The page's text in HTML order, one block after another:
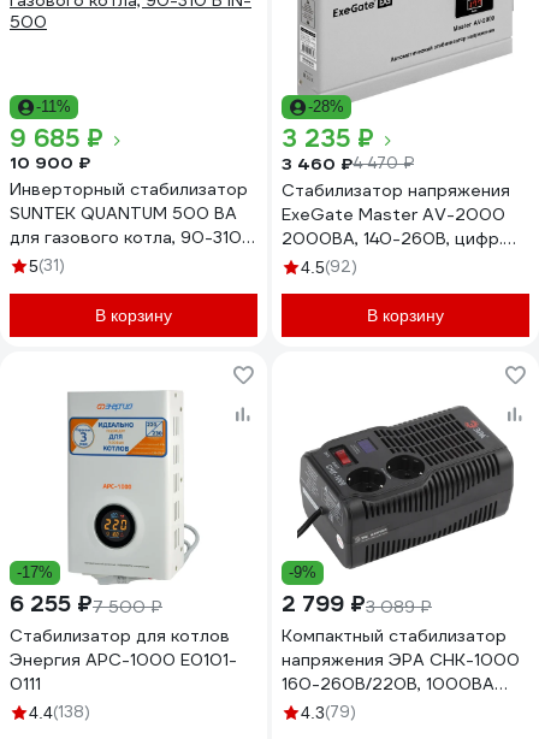
-11%
9 685 ₽
10 900 ₽
Инверторный стабилизатор
SUNTEK QUANTUM 500 ВА
для газового котла, 90-310 В
IN-500
5(31)
В корзину
-28%
3 235 ₽
3 460 ₽4 470 ₽
Стабилизатор напряжения
ExeGate Master AV-2000
2000ВА, 140-260В, цифр.
индикация входного/
220В-8, КПД 98%, 5 уровней
защиты, задержка,
4.5(92)
В корзину
-17%
6 255 ₽7 500 ₽
Стабилизатор для котлов
Энергия АРС-1000 Е0101-
0111
4.4(138)
-9%
2 799 ₽3 089 ₽
Компактный стабилизатор
напряжения ЭРА СНК-1000
160-260В/220В, 1000ВА
Б0032469
4.3(79)